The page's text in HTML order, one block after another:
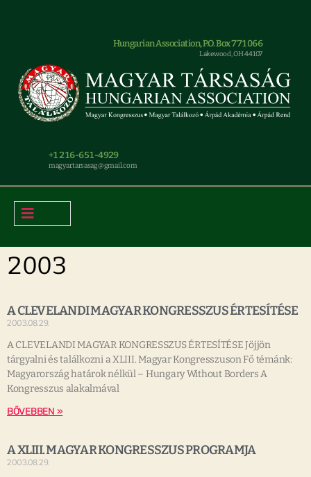
Hungarian Association, P.O. Box 771066
Lakewood, OH 44107
+1 216-651-4929
magyar.tarsasag@gmail.com
2003
A CLEVELANDI MAGYAR KONGRESSZUS ÉRTESÍTÉSE
2003.08.29.
A CLEVELANDI MAGYAR KONGRESSZUS ÉRTESÍTÉSE Jöjjön
tárgyalni és találkozni a XLIII. Magyar Kongresszuson Fő témánk:
Magyarország határok nélkül – Hungary Without Borders A
Kongresszus alakalmával
BŐVEBBEN »
A XLIII. MAGYAR KONGRESSZUS PROGRAMJA
2003.08.29.